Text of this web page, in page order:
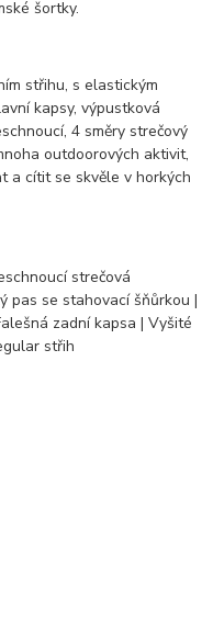
šortky.
střihu, s elastickým
kapsy, výpustková
4 směry strečový
outdoorových aktivit,
a cítit se skvěle v horkých
strečová
pas se stahovací šňůrkou |
zadní kapsa | Vyšité
střih